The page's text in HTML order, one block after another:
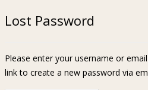
Lost Password
Please enter your username or
link to create a new password via